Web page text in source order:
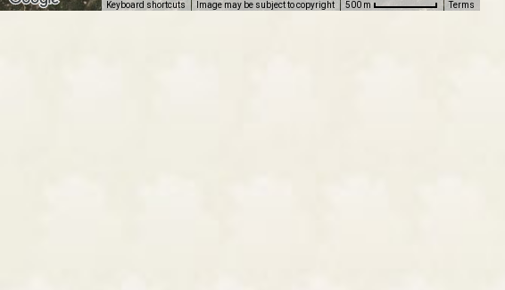
Keyboard shortcuts Image may be subject to copyright 500 m Terms